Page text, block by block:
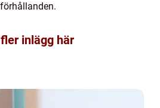
inlägg här